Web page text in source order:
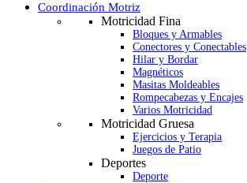
Coordinación Motriz
Motricidad Fina
Bloques y Armables
Conectores y Conectables
Hilar y Bordar
Magnéticos
Masitas Moldeables
Rompecabezas y Encajes
Varios Motricidad
Motricidad Gruesa
Ejercicios y Terapia
Juegos de Patio
Deportes
Deporte